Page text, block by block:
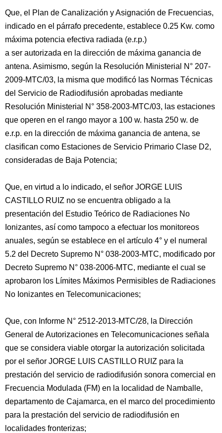
Que, el Plan de Canalización y Asignación de Frecuencias,
indicado en el párrafo precedente, establece 0.25 Kw. como
máxima potencia efectiva radiada (e.r.p.)
a ser autorizada en la dirección de máxima ganancia de
antena. Asimismo, según la Resolución Ministerial N° 207-
2009-MTC/03, la misma que modificó las Normas Técnicas
del Servicio de Radiodifusión aprobadas mediante
Resolución Ministerial N° 358-2003-MTC/03, las estaciones
que operen en el rango mayor a 100 w. hasta 250 w. de
e.r.p. en la dirección de máxima ganancia de antena, se
clasifican como Estaciones de Servicio Primario Clase D2,
consideradas de Baja Potencia;
Que, en virtud a lo indicado, el señor JORGE LUIS
CASTILLO RUIZ no se encuentra obligado a la
presentación del Estudio Teórico de Radiaciones No
Ionizantes, así como tampoco a efectuar los monitoreos
anuales, según se establece en el artículo 4° y el numeral
5.2 del Decreto Supremo N° 038-2003-MTC, modificado por
Decreto Supremo N° 038-2006-MTC, mediante el cual se
aprobaron los Límites Máximos Permisibles de Radiaciones
No Ionizantes en Telecomunicaciones;
Que, con Informe N° 2512-2013-MTC/28, la Dirección
General de Autorizaciones en Telecomunicaciones señala
que se considera viable otorgar la autorización solicitada
por el señor JORGE LUIS CASTILLO RUIZ para la
prestación del servicio de radiodifusión sonora comercial en
Frecuencia Modulada (FM) en la localidad de Namballe,
departamento de Cajamarca, en el marco del procedimiento
para la prestación del servicio de radiodifusión en
localidades fronterizas;